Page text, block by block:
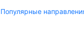
Популярные